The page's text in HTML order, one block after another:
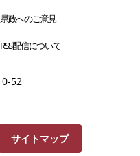
県政へのご意見
RSS配信について
52
サイトマップ